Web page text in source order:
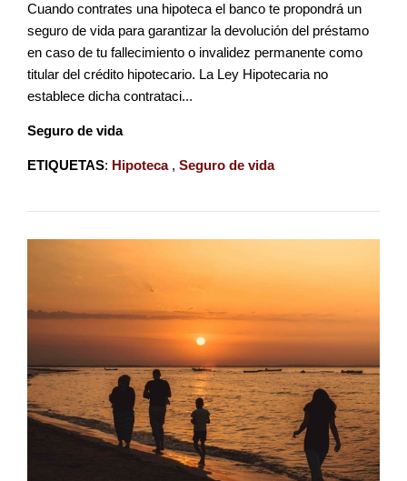
Cuando contrates una hipoteca el banco te propondrá un
seguro de vida para garantizar la devolución del préstamo
en caso de tu fallecimiento o invalidez permanente como
titular del crédito hipotecario. La Ley Hipotecaria no
establece dicha contrataci...
Seguro de vida
ETIQUETAS: Hipoteca, Seguro de vida